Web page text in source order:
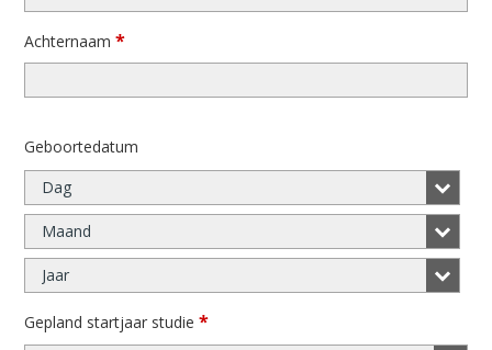
Achternaam *
Geboortedatum
Dag
Maand
Jaar
Gepland startjaar studie *